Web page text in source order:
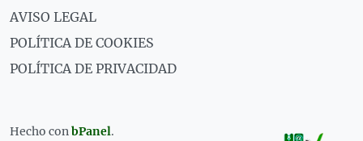
AVISO LEGAL
POLÍTICA DE COOKIES
POLÍTICA DE PRIVACIDAD
Hecho conbPanel.